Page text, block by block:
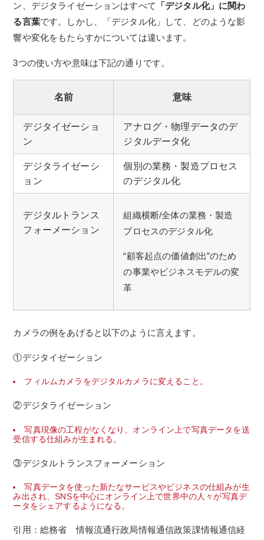
ン、デジタライゼーションはすべて
「デジタル化」に関わ
る言葉です。しかし、「デジタル化」して、どのような影
響や変化をもたらすかについては違います。
3つの使い方や意味は下記の通りです。
名前 意味
デジタイゼーショ
ン
アナログ・物理データのデ
ジタルデータ化
デジタライゼーシ
ョン
個別の業務・製造プロセス
のデジタル化
デジタルトランス
フォーメーション
組織横断/全体の業務・製造
プロセスのデジタル化
“顧客起点の価値創出”のため
の事業やビジネスモデルの変
革
カメラの例をあげると以下のように言えます。
①デジタイゼーション
フィルムカメラをデジタルカメラに変えること。
②デジタライゼーション
写真現像の工程がなくなり、オンライン上で写真データを送
受信する仕組みが生まれる。
③デジタルトランスフォーメーション
写真データを使った新たなサービスやビジネスの仕組みが生
み出され、SNSを中心にオンライン上で世界中の人々が写真デ
ータをシェアするようになる。
引用：総務省 情報流通行政局情報通信政策課情報通信経